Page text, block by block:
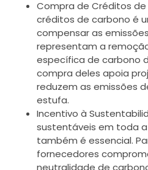
Compra de Créditos
créditos de carbono é
compensar as
representam a
específica de carbono
compra deles apoia
reduzem as emissões
estufa.
Incentivo à
sustentáveis em toda
também é essencial.
fornecedores
neutralidade de